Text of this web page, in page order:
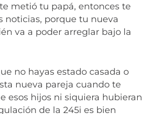
metió tu papá, entonces te
noticias, porque tu nueva
va a poder arreglar bajo la
no hayas estado casada o
nueva pareja cuando te
esos hijos ni siquiera hubieran
de la 245i es bien